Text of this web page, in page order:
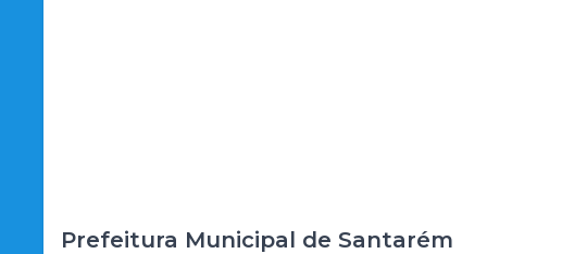
Prefeitura Municipal de Santarém